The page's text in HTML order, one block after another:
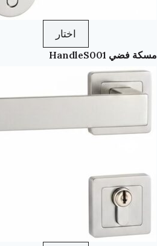
اختار
مسكة فضي HandleS001